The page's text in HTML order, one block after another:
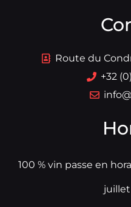
Route du
+32
100 % vin passe en